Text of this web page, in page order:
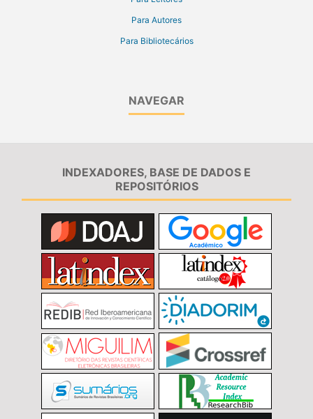
Para Autores
Para Bibliotecários
NAVEGAR
INDEXADORES, BASE DE DADOS E
REPOSITÓRIOS